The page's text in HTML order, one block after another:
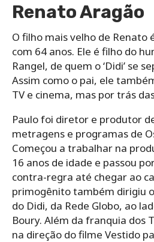
Renato Aragão
O filho mais velho de Renato
com 64 anos. Ele é filho do
Rangel, de quem o ‘Didi’ se
Assim como o pai, ele
TV e cinema, mas por trás
Paulo foi diretor e produtor
metragens e programas de
Começou a trabalhar na
16 anos de idade e passou
contra-regra até chegar ao
primogênito também dirigiu
do Didi, da Rede Globo, ao
Boury. Além da franquia dos
na direção do filme Vestido